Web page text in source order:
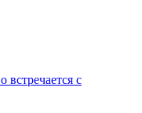
с